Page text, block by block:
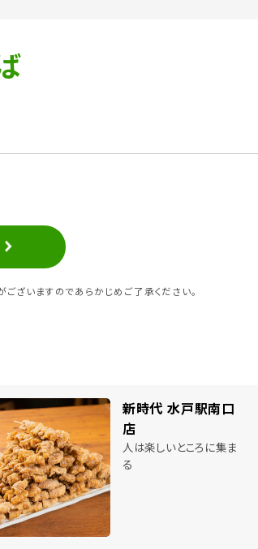
ざいますのであらかじめご了承ください。
新時代 水戸駅南口
店
人は楽しいところに集ま
る